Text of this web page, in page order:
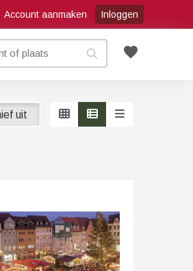
Account aanmaken Inloggen
favorite
uit